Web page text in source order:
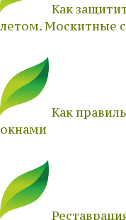
Как
летом. Москитные
Как
окнами